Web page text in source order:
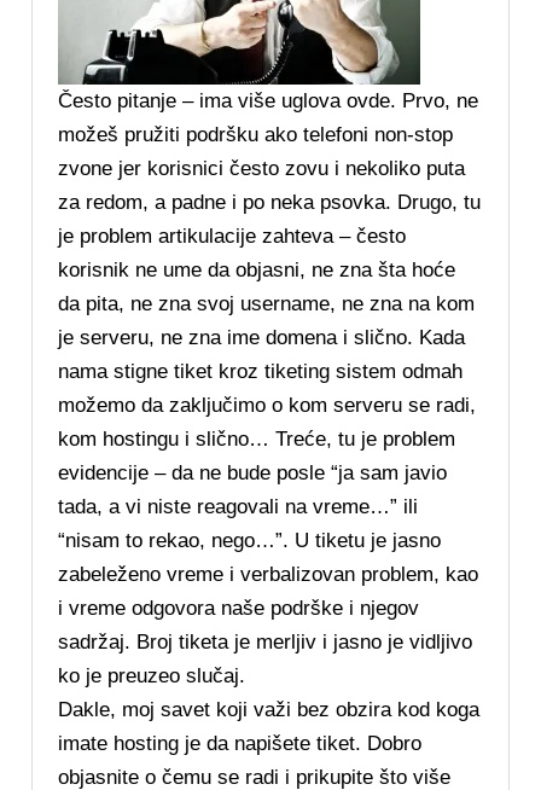
Često pitanje – ima više uglova ovde. Prvo, ne
možeš pružiti podršku ako telefoni non-stop
zvone jer korisnici često zovu i nekoliko puta
za redom, a padne i po neka psovka. Drugo, tu
je problem artikulacije zahteva – često
korisnik ne ume da objasni, ne zna šta hoće
da pita, ne zna svoj username, ne zna na kom
je serveru, ne zna ime domena i slično. Kada
nama stigne tiket kroz tiketing sistem odmah
možemo da zaključimo o kom serveru se radi,
kom hostingu i slično… Treće, tu je problem
evidencije – da ne bude posle “ja sam javio
tada, a vi niste reagovali na vreme…” ili
“nisam to rekao, nego…”. U tiketu je jasno
zabeleženo vreme i verbalizovan problem, kao
i vreme odgovora naše podrške i njegov
sadržaj. Broj tiketa je merljiv i jasno je vidljivo
ko je preuzeo slučaj.
Dakle, moj savet koji važi bez obzira kod koga
imate hosting je da napišete tiket. Dobro
objasnite o čemu se radi i prikupite što više